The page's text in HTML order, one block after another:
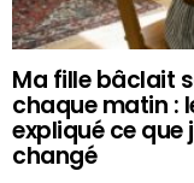
Ma fille bâclait
chaque matin :
expliqué ce que
changé